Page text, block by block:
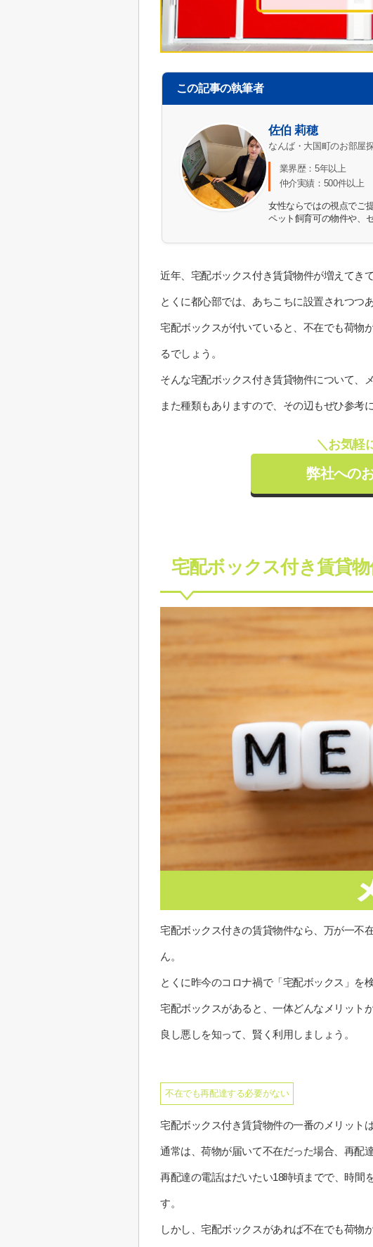
この記事の執筆者
佐伯 莉穂
なんば・大国町のお部屋
業界歴：5年以上
仲介実績：500件以上
女性ならではの視点でご
ペット飼育可の物件や、
近年、宅配ボックス付き賃貸物件が増えてきて
とくに都心部では、あちこちに設置されつつあ
宅配ボックスが付いていると、不在でも荷物
るでしょう。
そんな宅配ボックス付き賃貸物件について、
また種類もありますので、その辺もぜひ参考
＼お気軽
弊社への
宅配ボックス付き賃貸
宅配ボックス付きの賃貸物件なら、万が一不
ん。
とくに昨今のコロナ禍で「宅配ボックス」を
宅配ボックスがあると、一体どんなメリット
良し悪しを知って、賢く利用しましょう。
不在でも再配達する必要がない
宅配ボックス付き賃貸物件の一番のメリット
通常は、荷物が届いて不在だった場合、再配
再配達の電話はだいたい18時頃までで、時間
す。
しかし、宅配ボックスがあれば不在でも荷物